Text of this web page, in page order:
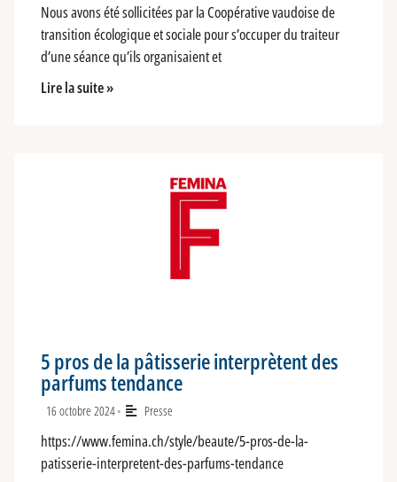
Nous avons été sollicitées par la Coopérative vaudoise de
transition écologique et sociale pour s’occuper du traiteur
d’une séance qu’ils organisaient et
Lire la suite »
5 pros de la pâtisserie interprètent des
parfums tendance
16 octobre 2024• Presse
https://www.femina.ch/style/beaute/5-pros-de-la-
patisserie-interpretent-des-parfums-tendance